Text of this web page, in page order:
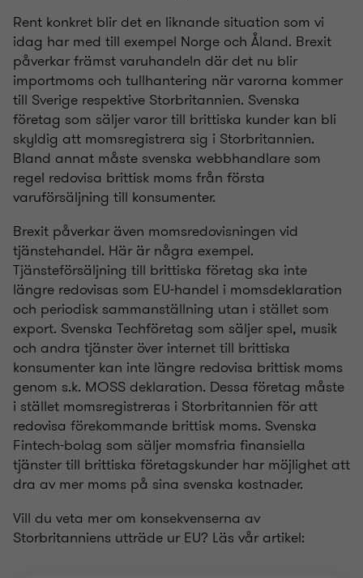
Rent konkret blir det en liknande situation som vi
idag har med till exempel Norge och Åland. Brexit
påverkar främst varuhandeln där det nu blir
importmoms och tullhantering när varorna kommer
till Sverige respektive Storbritannien. Svenska
företag som säljer varor till brittiska kunder kan bli
skyldig att momsregistrera sig i Storbritannien.
Bland annat måste svenska webbhandlare som
regel redovisa brittisk moms från första
varuförsäljning till konsumenter.
Brexit påverkar även momsredovisningen vid
tjänstehandel. Här är några exempel.
Tjänsteförsäljning till brittiska företag ska inte
längre redovisas som EU-handel i momsdeklaration
och periodisk sammanställning utan i stället som
export. Svenska Techföretag som säljer spel, musik
och andra tjänster över internet till brittiska
konsumenter kan inte längre redovisa brittisk moms
genom s.k. MOSS deklaration. Dessa företag måste
i stället momsregistreras i Storbritannien för att
redovisa förekommande brittisk moms. Svenska
Fintech-bolag som säljer momsfria finansiella
tjänster till brittiska företagskunder har möjlighet att
dra av mer moms på sina svenska kostnader.
Vill du veta mer om konsekvenserna av
Storbritanniens utträde ur EU? Läs vår artikel: